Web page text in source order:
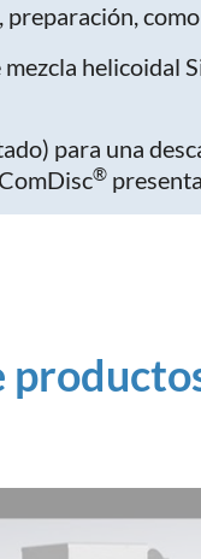
helicoidal
para una
®